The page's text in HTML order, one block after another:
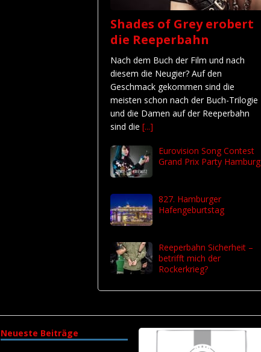
Shades of Grey erobert
die Reeperbahn
Nach dem Buch der Film und nach
diesem die Neugier? Auf den
Geschmack gekommen sind die
meisten schon nach der Buch-Trilogie
und die Damen auf der Reeperbahn
sind die [...]
Eurovision Song Contest
Grand Prix Party Hamburg
827. Hamburger
Hafengeburtstag
Reeperbahn Sicherheit –
betrifft mich der
Rockerkrieg?
Neueste Beiträge